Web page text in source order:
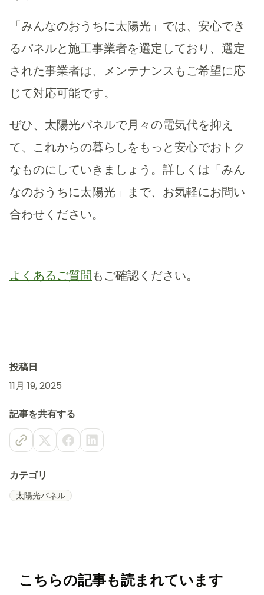
「みんなのおうちに太陽光」では、安心でき
るパネルと施工事業者を選定しており、選定
された事業者は、メンテナンスもご希望に応
じて対応可能です。
ぜひ、太陽光パネルで月々の電気代を抑え
て、これからの暮らしをもっと安心でおトク
なものにしていきましょう。詳しくは「みん
なのおうちに太陽光」まで、お気軽にお問い
合わせください。
よくあるご質問もご確認ください。
投稿日
11月 19, 2025
記事を共有する
カテゴリ
太陽光パネル
こちらの記事も読まれています